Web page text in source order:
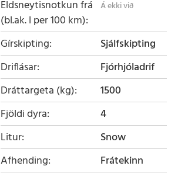
Eldsneytisnotkun frá
(bl.ak. l per 100 km)
Gírskipting
Sjálfskipting
Driflásar
Fjórhjóladrif
Dráttargeta (kg)
1500
Fjöldi dyra
4
Litur
Snow
Afhending
Frátekinn